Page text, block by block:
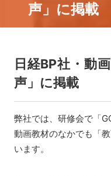
声」に掲載
日経BP社・動
声」に掲載
弊社では、研修会で「
動画教材のなかでも「
います。